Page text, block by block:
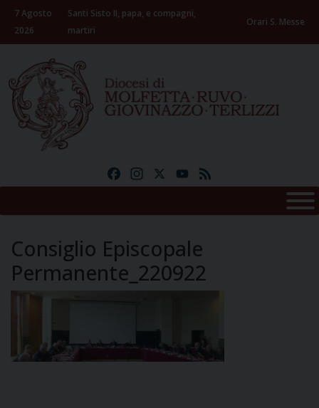
Skip
content
7 Agosto
2026
Santi Sisto II, papa, e compagni,
martiri
Orari S. Messe
FacebookInstagramYouTube
Consiglio Episcopale
Permanente_220922